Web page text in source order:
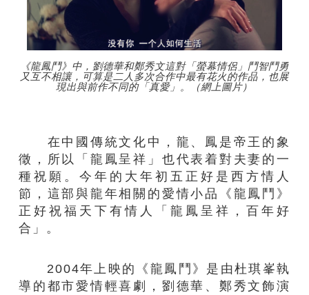
《龍鳳鬥》中，劉德華和鄭秀文這對「螢幕情侶」鬥智鬥勇
又互不相讓，可算是二人多次合作中最有花火的作品，也展
現出與前作不同的「真愛」。（網上圖片）
在中國傳統文化中，龍、鳳是帝王的象
徵，所以「龍鳳呈祥」也代表着對夫妻的一
種祝願。今年的大年初五正好是西方情人
節，這部與龍年相關的愛情小品《龍鳳鬥》
正好祝福天下有情人「龍鳳呈祥，百年好
合」。
2004年上映的《龍鳳鬥》是由杜琪峯執
導的都市愛情輕喜劇，劉德華、鄭秀文飾演